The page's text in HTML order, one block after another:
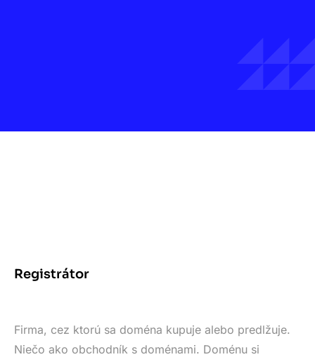
Registrátor
Firma, cez ktorú sa doména kupuje alebo predlžuje.
Niečo ako obchodník s doménami. Doménu si